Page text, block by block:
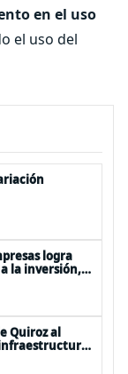
en el uso
el uso del
logra
la inversión,
Quiroz al